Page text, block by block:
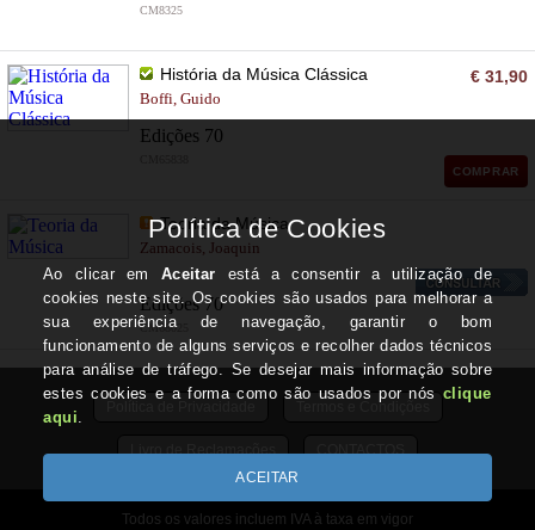
CM8325
História da Música Clássica
Boffi, Guido
Edições 70
€ 31,90
COMPRAR
Teoria da Música
Zamacois, Joaquin
Edições 70
CM68025
Termos e Condições
Livro de Reclamações CONTACTOS
Todos os valores incluem IVA à taxa em vigor